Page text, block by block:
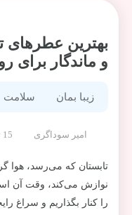
و ماندگار برای
زیبا بمان سلامت
امیر سوداگری 15 تیر 1405
تابستان که می‌رسد، هوا
نوازش می‌کند، وقت آن
را کنار بگذاریم و سراغ